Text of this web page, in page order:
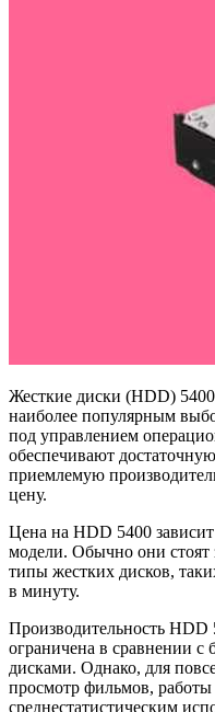
Жесткие диски (HDD)
наиболее популярным
под управлением
обеспечивают
приемлемую
цену.
Цена на HDD 5400
модели. Обычно они стоят
типы жестких дисков,
в минуту.
Производительность
ограничена в сравнении
дисками. Однако, для
просмотр фильмов,
среднестатистическим